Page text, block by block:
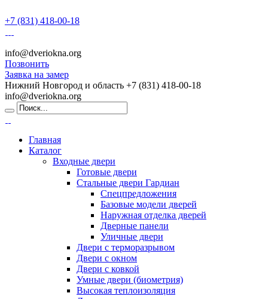
+7 (831) 418-00-18
info@dveriokna.org
Позвонить
Заявка на замер
Нижний Новгород и область +7 (831) 418-00-18
info@dveriokna.org
Главная
Каталог
Входные двери
Готовые двери
Стальные двери Гардиан
Спецпредложения
Базовые модели дверей
Наружная отделка дверей
Дверные панели
Уличные двери
Двери с терморазрывом
Двери с окном
Двери с ковкой
Умные двери (биометрия)
Высокая теплоизоляция